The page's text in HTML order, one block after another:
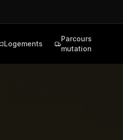
Logements
Parcours
mutation